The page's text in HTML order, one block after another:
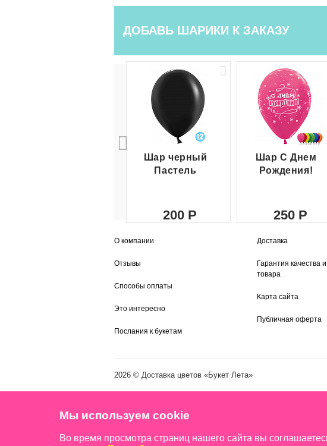
ДОБАВЬ ШАРИКИ К ЗАКАЗУ
Шар черный
Пастель
200
Шар С Днем
Рождения!
250
О компании
Отзывы
Способы оплаты
Это интересно
Послания к букетам
Доставка
Гарантия качества
товара
Карта сайта
Публичная оферта
2026 © Доставка цветов «Букет Лета»
Мы используем cookie
Во время просмотра страниц нашего сайта вы